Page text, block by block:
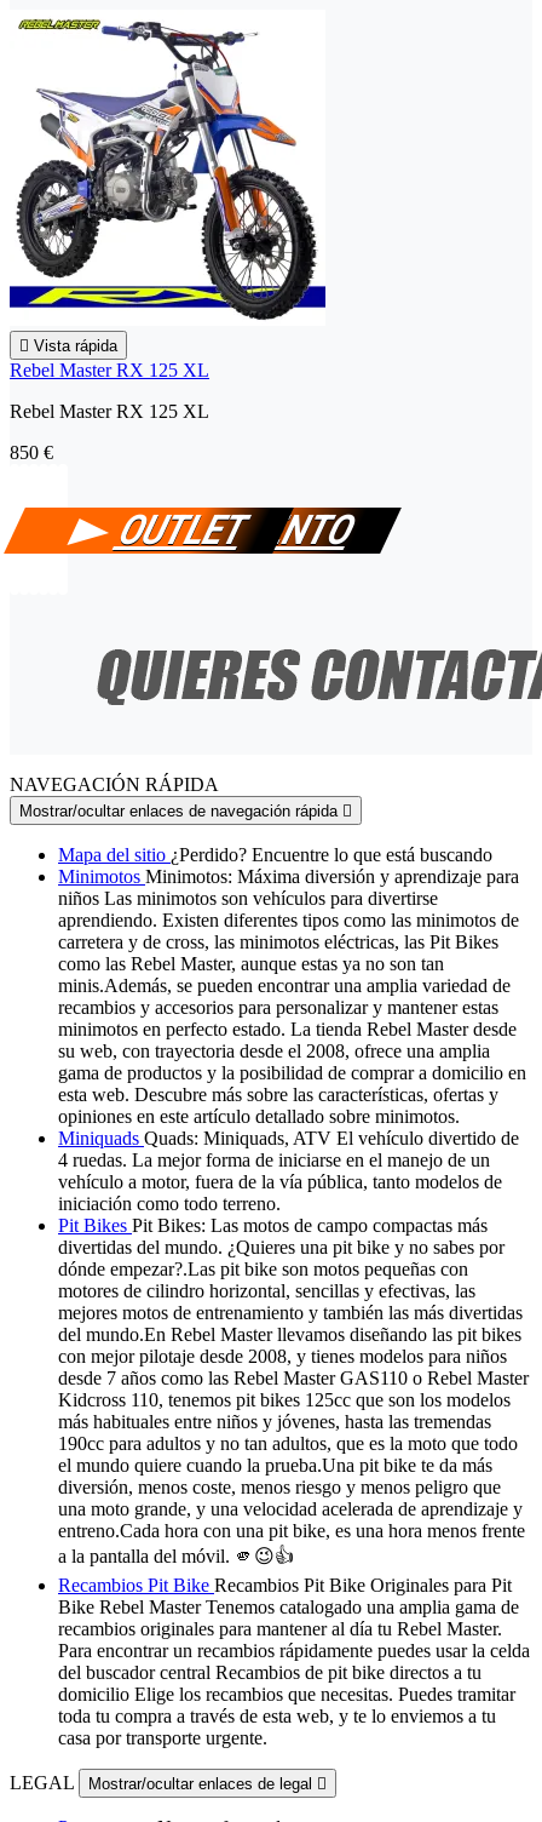
 Vista rápida
Rebel Master RX 125 XL
Rebel Master RX 125 XL
850 €
PIT BIKES
MINIQUADS
MINIMOTOS
RECAMBIOS
EQUIPAMIENTO
OUTLET
NAVEGACIÓN RÁPIDA
Mostrar/ocultar enlaces de navegación rápida 
Mapa del sitio ¿Perdido? Encuentre lo que está buscando
Minimotos Minimotos: Máxima diversión y aprendizaje para
niños Las minimotos son vehículos para divertirse
aprendiendo. Existen diferentes tipos como las minimotos de
carretera y de cross, las minimotos eléctricas, las Pit Bikes
como las Rebel Master, aunque estas ya no son tan
minis.Además, se pueden encontrar una amplia variedad de
recambios y accesorios para personalizar y mantener estas
minimotos en perfecto estado. La tienda Rebel Master desde
su web, con trayectoria desde el 2008, ofrece una amplia
gama de productos y la posibilidad de comprar a domicilio en
esta web. Descubre más sobre las características, ofertas y
opiniones en este artículo detallado sobre minimotos.
Miniquads Quads: Miniquads, ATV El vehículo divertido de
4 ruedas. La mejor forma de iniciarse en el manejo de un
vehículo a motor, fuera de la vía pública, tanto modelos de
iniciación como todo terreno.
Pit Bikes Pit Bikes: Las motos de campo compactas más
divertidas del mundo. ¿Quieres una pit bike y no sabes por
dónde empezar?.Las pit bike son motos pequeñas con
motores de cilindro horizontal, sencillas y efectivas, las
mejores motos de entrenamiento y también las más divertidas
del mundo.En Rebel Master llevamos diseñando las pit bikes
con mejor pilotaje desde 2008, y tienes modelos para niños
desde 7 años como las Rebel Master GAS110 o Rebel Master
Kidcross 110, tenemos pit bikes 125cc que son los modelos
más habituales entre niños y jóvenes, hasta las tremendas
190cc para adultos y no tan adultos, que es la moto que todo
el mundo quiere cuando la prueba.Una pit bike te da más
diversión, menos coste, menos riesgo y menos peligro que
una moto grande, y una velocidad acelerada de aprendizaje y
entreno.Cada hora con una pit bike, es una hora menos frente
a la pantalla del móvil. 🫵😉👍
Recambios Pit Bike Recambios Pit Bike Originales para Pit
Bike Rebel Master Tenemos catalogado una amplia gama de
recambios originales para mantener al día tu Rebel Master.
Para encontrar un recambios rápidamente puedes usar la celda
del buscador central Recambios de pit bike directos a tu
domicilio Elige los recambios que necesitas. Puedes tramitar
toda tu compra a través de esta web, y te lo enviemos a tu
casa por transporte urgente.
LEGAL Mostrar/ocultar enlaces de legal 